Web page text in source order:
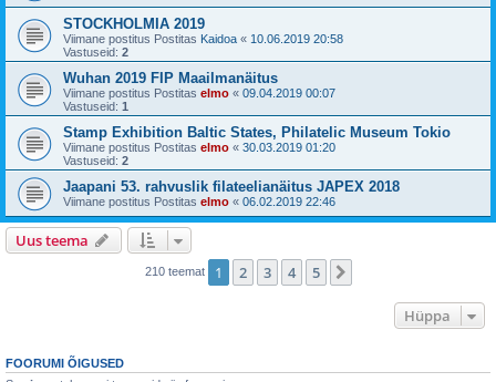
STOCKHOLMIA 2019
Viimane postitus Postitas Kaidoa « 10.06.2019 20:58
Vastuseid: 2
Wuhan 2019 FIP Maailmanäitus
Viimane postitus Postitas elmo « 09.04.2019 00:07
Vastuseid: 1
Stamp Exhibition Baltic States, Philatelic Museum Tokio
Viimane postitus Postitas elmo « 30.03.2019 01:20
Vastuseid: 2
Jaapani 53. rahvuslik filateelianäitus JAPEX 2018
Viimane postitus Postitas elmo « 06.02.2019 22:46
Uus teema
210 teemat 1 2 3 4 5
Hüppa
FOORUMI ÕIGUSED